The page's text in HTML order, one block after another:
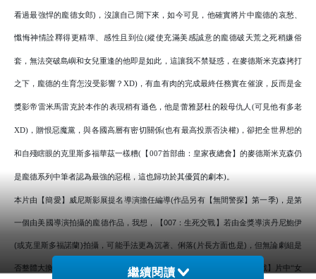
看過最強悍的龐德女郎) ，沒讓自己閒下來，如今可見，他確實將片中龐德的哀愁、
懺悔神情詮釋得更精準、感性且到位(縱使充滿美感誠意的龐德破天荒之死稍嫌俗
套，無法突破島嶼和女兒重逢的他即是如此，這讓我不禁疑惑，在麥德斯米克森拷打
之下，龐德的生育怎沒受影響 ？XD) ，有血有肉的完成最終任務實在催淚，反而是金
獎影帝雷米馬雷克於本作的表現稍有遜色，他是蕾雅瑟杜的殺母仇人 (可見他有多老
XD) ，贈恨惡魔黨，與各國高層有密切關係(也有最高投票否決權)，卻把全世界想的
和自殘瞎眼的克里斯多福華茲一樣糟( 【007首部曲：皇家夜總會】的麥德斯米克森仍
是龐德系列中筆者認為最強的惡棍，這也歸功於其優質的劇本)。
本片由【簡愛】威尼斯影展提名導演擔任編導(作品另有【無間警探】第一季) ，是第
一個由美國導演拍攝的龐德作品，我想，【007：生死交戰】若由金獎導演丹尼鮑伊
(或克里斯多福諾蘭)拍攝，可能手法更為沉著、俐落( 片長方面也是) ，但無論劇組是
否整體大換血，票房終究會賣座，筆者看來，秋季上映的【 ：生死交戰】片中“女
繼續閱讀